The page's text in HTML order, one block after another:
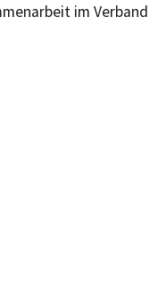
im Verband